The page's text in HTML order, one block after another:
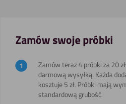
Piłowania (piła
tarczowa) ​
Pokaż
Toczenia
Zamów swoje próbki
Zamów teraz 4 próbki za 20 zł
darmową wysyłką. Każda
kosztuje 5 zł. Próbki mają
standardową grubość.